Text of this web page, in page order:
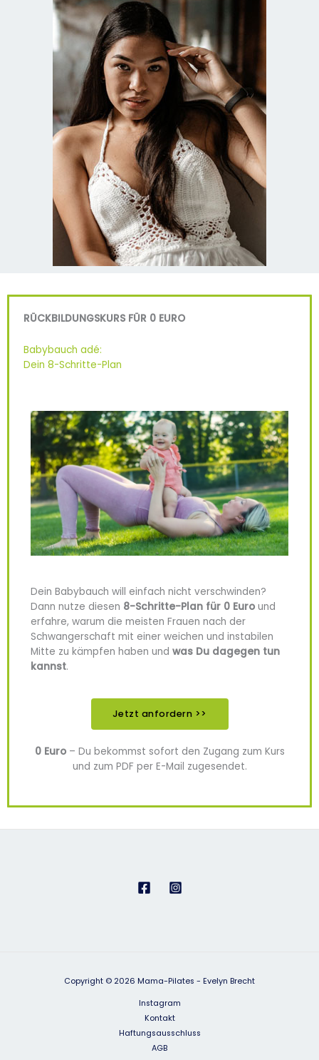
RÜCKBILDUNGSKURS FÜR 0 EURO
Babybauch adé:
Dein 8-Schritte-Plan
Dein Babybauch will einfach nicht verschwinden?
Dann nutze diesen 8-Schritte-Plan für 0 Euro und
erfahre, warum die meisten Frauen nach der
Schwangerschaft mit einer weichen und instabilen
Mitte zu kämpfen haben und was Du dagegen tun
kannst.
Jetzt anfordern >>
0 Euro– Du bekommst sofort den Zugang zum Kurs
und zum PDF per E-Mail zugesendet.
Copyright © 2026 Mama-Pilates - Evelyn Brecht
Instagram
Kontakt
Haftungsausschluss
AGB